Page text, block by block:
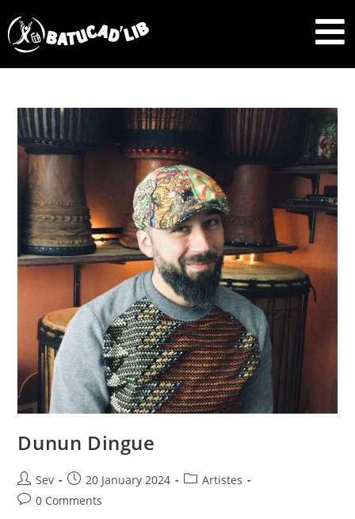
Dunun Dingue
Sev 20 January 2024
Artistes
0 Comments